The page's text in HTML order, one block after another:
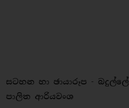
සටහන හා ඡායාරූප - බදුල්ලේ
පාලිත ආරියවංශ